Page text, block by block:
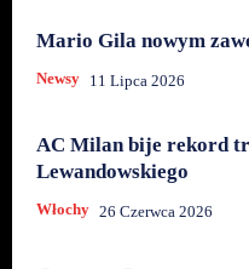
Mario Gila nowym
Newsy 11 Lipca 2026
AC Milan bije rekord
Lewandowskiego
Włochy 26 Czerwca 2026